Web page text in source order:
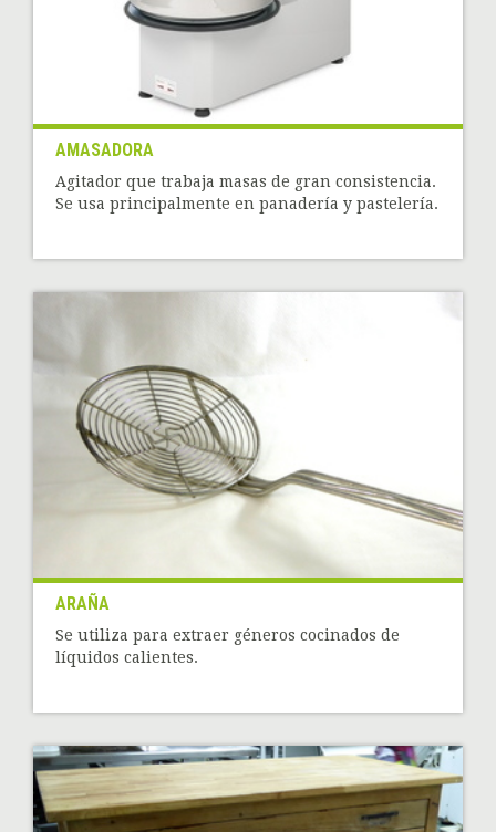
AMASADORA
Agitador que trabaja masas de gran consistencia.
Se usa principalmente en panadería y pastelería.
ARAÑA
Se utiliza para extraer géneros cocinados de
líquidos calientes.